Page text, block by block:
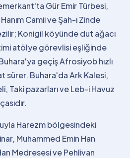
Gür Emir Türbesi,
Camii ve Şah-ı Zinde
Konigil köyünde dut ağacı
atölye görevlisi eşliğinde
geçiş Afrosiyob hızlı
sürer. Buhara'da Ark Kalesi,
Taki pazarları ve Leb-i Havuz
Harezm bölgesindeki
Muhammed Emin Han
Medresesi ve Pehlivan